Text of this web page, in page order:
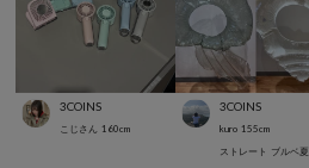
3COINS
こじさん 160cm
3COINS
kuro 155cm
ストレート ブルベ夏